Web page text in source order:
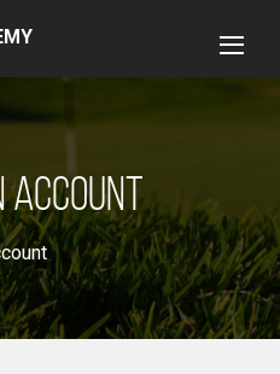
ACCOUNT